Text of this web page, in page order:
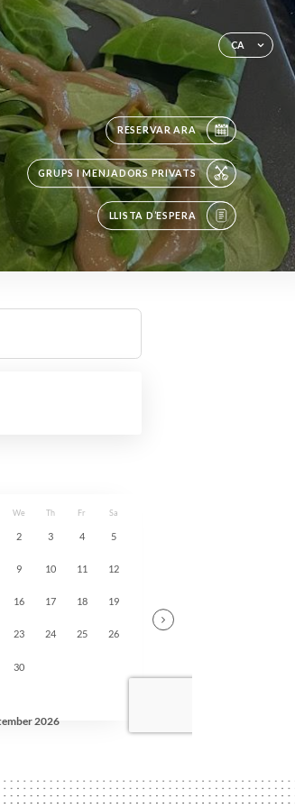
CA
RESERVAR ARA
GRUPS I MENJADORS PRIVATS
LLISTA D’ESPERA